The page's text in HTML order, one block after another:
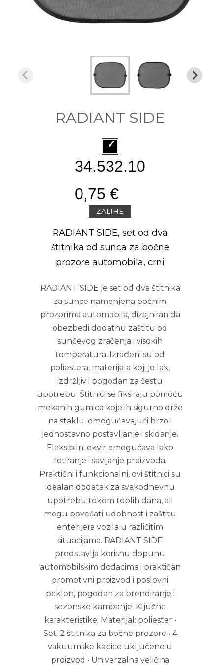
RADIANT SIDE
34.532.10
0,75 €
ZALIHE
RADIANT SIDE, set od dva
štitnika od sunca za bočne
prozore automobila, crni
RADIANT SIDE je set od dva štitnika
za sunce namenjena bočnim
prozorima automobila, dizajniran da
obezbedi dodatnu zaštitu od
sunčevog zračenja i visokih
temperatura. Izrađeni su od
poliestera, materijala koji je lak,
izdržljiv i pogodan za čestu
upotrebu. Štitnici se fiksiraju pomoću
mekanih gumica koje ih sigurno drže
na staklu, omogućavajući brzo i
jednostavno postavljanje i skidanje.
Fleksibilni okvir omogućava lako
rotiranje i savijanje proizvoda.
Praktični i funkcionalni, ovi štitnici su
idealan dodatak za svakodnevnu
upotrebu tokom toplih dana, ali
mogu povećati udobnost i zaštitu
enterijera vozila u različitim
situacijama. RADIANT SIDE
predstavlja korisnu dopunu
automobilskim dodacima i praktičan
promotivni proizvod i poslovni
poklon, pogodan za brendiranje i
sezonske kampanje. Ključne
karakteristike: Materijal: poliester •
Set: 2 štitnika za bočne prozore • 4
vakuumske kapice uključene u
proizvod • Univerzalna veličina